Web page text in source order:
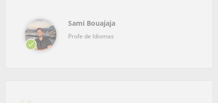
Sami Bouajaja
Profe de Idiomas